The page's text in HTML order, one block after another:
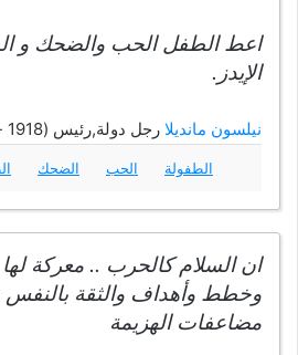
اعط الطفل الحب والضحك و
الإيدز.
نيلسون مانديلا رجل دولة,رئيس (1918 - 2013)
الطفولة الحب الضحك
ان السلام كالحرب .. معركة
وخطط وأهداف والثقة
مضاعفات الهزيمة